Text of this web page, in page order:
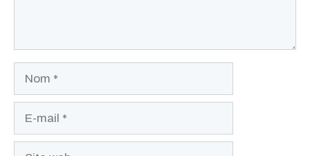
Site